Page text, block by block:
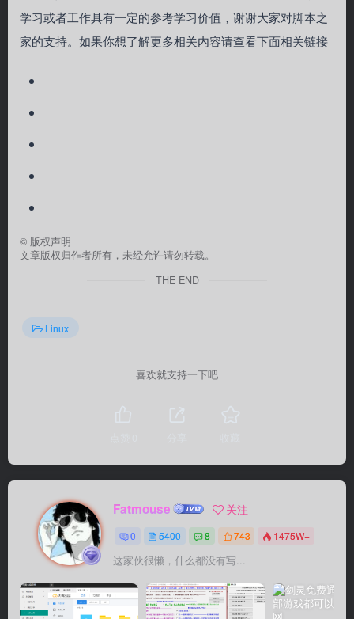
学习或者工作具有一定的参考学习价值，谢谢大家对脚本之
家的支持。如果你想了解更多相关内容请查看下面相关链接
© 版权声明
文章版权归作者所有，未经允许请勿转载。
THE END
Linux
喜欢就支持一下吧
Fatmouse 关注
0 5400 8 743 1475W+
这家伙很懒，什么都没有写...